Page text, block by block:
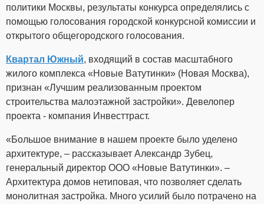
политики Москвы, результаты конкурса определялись с
помощью голосования городской конкурсной комиссии и
открытого общегородского голосования.
Квартал Южный, входящий в состав масштабного
жилого комплекса «Новые Ватутинки» (Новая Москва),
признан «Лучшим реализованным проектом
строительства малоэтажной застройки». Девелопер
проекта - компания Инвесттраст.
«Большое внимание в нашем проекте было уделено
архитектуре, – рассказывает Александр Зубец,
генеральный директор ООО «Новые Ватутинки». –
Архитектура домов нетиповая, что позволяет сделать
монолитная застройка. Много усилий было потрачено на